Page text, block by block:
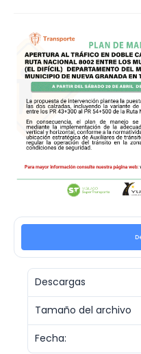
Descargas
Tamaño del archivo
Fecha: